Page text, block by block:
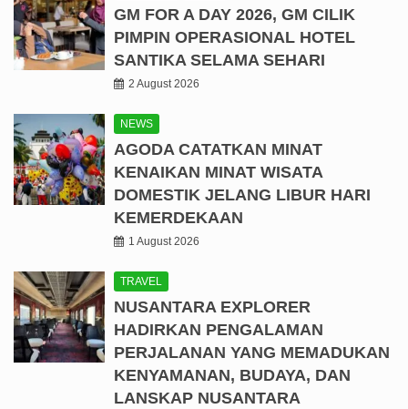
GM FOR A DAY 2026, GM CILIK
PIMPIN OPERASIONAL HOTEL
SANTIKA SELAMA SEHARI
2 August 2026
NEWS
AGODA CATATKAN MINAT
KENAIKAN MINAT WISATA
DOMESTIK JELANG LIBUR HARI
KEMERDEKAAN
1 August 2026
TRAVEL
NUSANTARA EXPLORER
HADIRKAN PENGALAMAN
PERJALANAN YANG MEMADUKAN
KENYAMANAN, BUDAYA, DAN
LANSKAP NUSANTARA